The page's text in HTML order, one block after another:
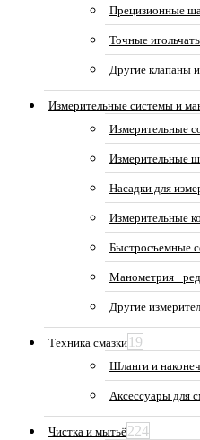
Прецизионные
Точные
Другие клапаны
Измерительные системы и
Измерительные
Измерительные
Насадки для
Измерительные
Быстросъемные
Манометрия_
Другие
Техника смазки 19
Шланги и
Аксессуары для
Чистка и мытьё224